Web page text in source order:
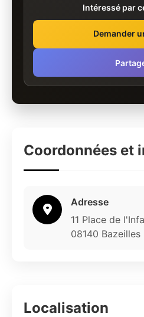
Intéressé par
Demander
Coordonnées et
Adresse
11 Place de
08140 Bazeilles
Localisation